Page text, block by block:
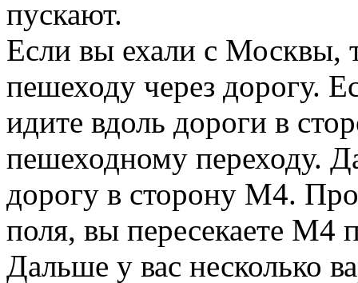
пускают.
Если вы ехали с Москвы,
пешеходу через дорогу.
идите вдоль дороги в
пешеходному переходу.
дорогу в сторону М4.
поля, вы пересекаете М4
Дальше у вас несколько